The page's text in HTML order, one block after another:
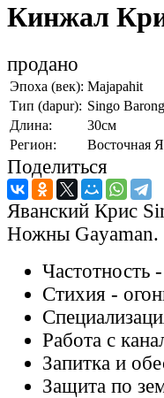
Кинжал
продано
Эпоха (век): Majapahit
Тип (dapur): Singo
Длина:
30см
Регион:
Восточная
Поделиться
Яванский Крис
Ножны Gayaman.
Частотность
Стихия -
Работа с
Запитка и
Защита по